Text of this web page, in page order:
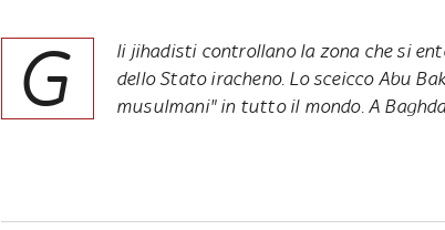
G
li jihadisti controllano la zona che si
dello Stato iracheno. Lo sceicco Abu
musulmani" in tutto il mondo. A